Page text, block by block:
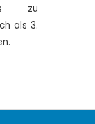
zu
als 3.